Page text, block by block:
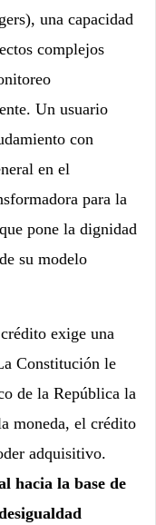
una capacidad
complejos
Un usuario
con
en el
para la
pone la dignidad
su modelo
exige una
Constitución le
de la República la
moneda, el crédito
adquisitivo.
hacia la base de